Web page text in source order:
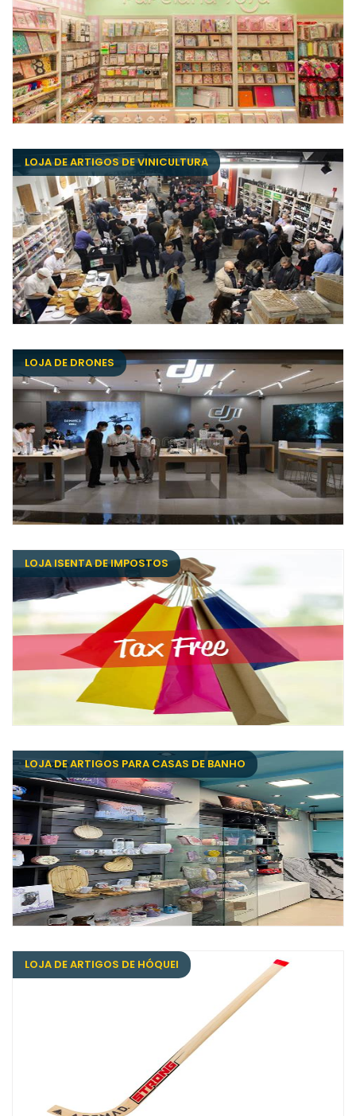
LOJA DE ARTIGOS DE VINICULTURA
LOJA DE DRONES
LOJA ISENTA DE IMPOSTOS
LOJA DE ARTIGOS PARA CASAS DE BANHO
LOJA DE ARTIGOS DE HÓQUEI